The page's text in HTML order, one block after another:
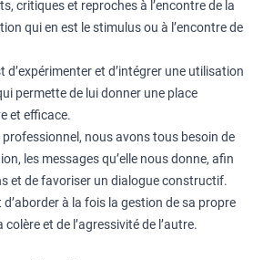
critiques et reproches à l’encontre de la
qui en est le stimulus ou à l’encontre de
d’expérimenter et d’intégrer une utilisation
permette de lui donner une place
et efficace.
nous avons tous besoin de
les messages qu’elle nous donne, afin
et de favoriser un dialogue constructif.
à la fois la gestion de sa propre
et de l’agressivité de l’autre.